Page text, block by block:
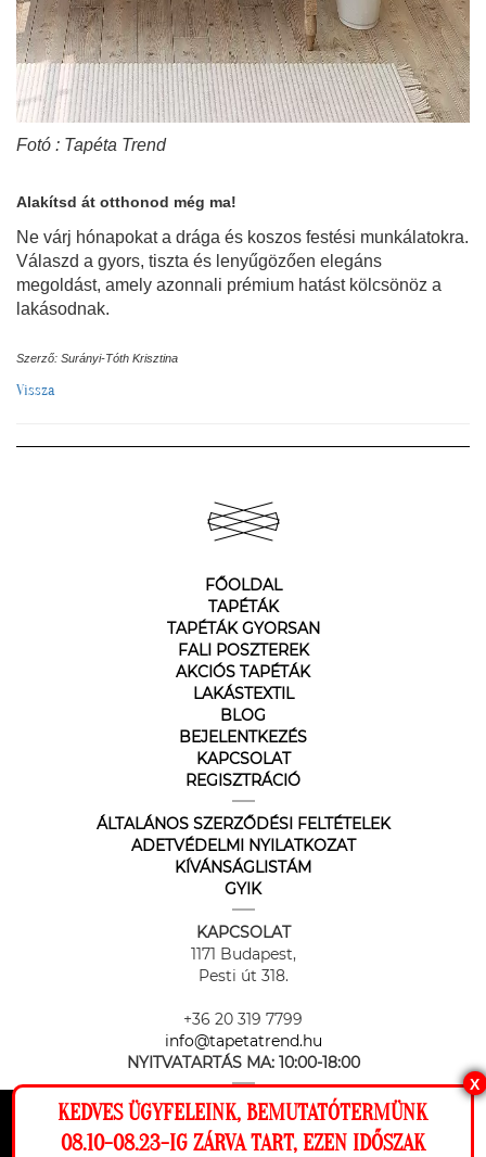
Ez a weboldal cookie-kat használ, hogy a
Fotó : Tapéta Trend
Alakítsd át otthonod még ma!
Ne várj hónapokat a drága és koszos festési munkálatokra.
Válaszd a gyors, tiszta és lenyűgözően elegáns
megoldást, amely azonnali prémium hatást kölcsönöz a
lakásodnak.
Szerző: Surányi-Tóth Krisztina
Vissza
FŐOLDAL
TAPÉTÁK
TAPÉTÁK GYORSAN
FALI POSZTEREK
AKCIÓS TAPÉTÁK
LAKÁSTEXTIL
BLOG
BEJELENTKEZÉS
KAPCSOLAT
REGISZTRÁCIÓ
ÁLTALÁNOS SZERZŐDÉSI FELTÉTELEK
ADETVÉDELMI NYILATKOZAT
KÍVÁNSÁGLISTÁM
GYIK
KAPCSOLAT
1171 Budapest,
Pesti út 318.
+36 20 319 7799
info@tapetatrend.hu
NYITVATARTÁS MA: 10:00-18:00
X
KEDVES ÜGYFELEINK, BEMUTATÓTERMÜNK
08.10-08.23-IG ZÁRVA TART, EZEN IDŐSZAK